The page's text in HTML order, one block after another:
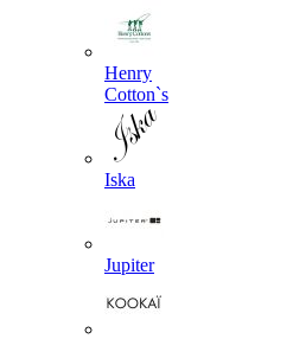
Henry
Cotton`s
Iska
Jupiter